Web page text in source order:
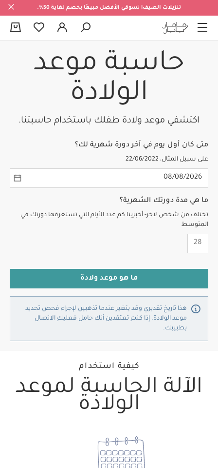
تنزيلات الصيف! تسوقي الأفضل مبيعًا بخصم لغاية 50%.
حاسبة موعد
الولادة
اكتشفي موعد ولادة طفلك باستخدام حاسبتنا.
متى كان أول يوم في آخر دورة شهرية لك؟
على سبيل المثال، 22/06/2022
ما هي مدة دورتك الشهرية؟
تختلف من شخص لآخر- أخبرينا كم عدد الأيام التي تستغرقها دورتك في
المتوسط
ما هو موعد ولادة
هذا تاريخ تقديري وقد يتغير عندما تذهبين لإجراء فحص تحديد
موعد الولادة. إذا كنتِ تعتقدين أنك حامل فعليكِ الاتصال
بطبيبك.
كيفية استخدام
الآلة الحاسبة لموعد
الولادة